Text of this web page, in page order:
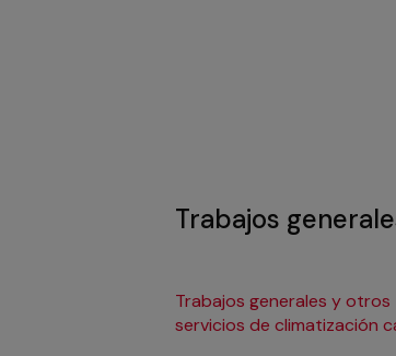
Trabajos
Trabajos generales y otros
servicios de climatización